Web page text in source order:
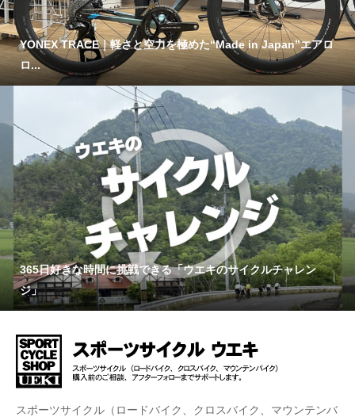
YONEX TRACE｜軽さと空力を極めた“Made in Japan”エアロ
ロ...
365日好きな時間に挑戦できる「ウエキのサイクルチャレン
ジ」
スポーツサイクル（ロードバイク、クロスバイク、マウンテンバ